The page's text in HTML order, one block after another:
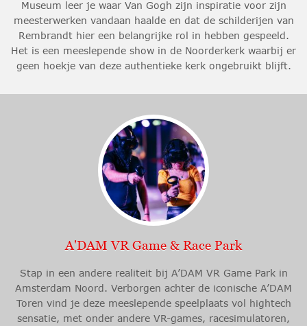
Museum leer je waar Van Gogh zijn inspiratie voor zijn
meesterwerken vandaan haalde en dat de schilderijen van
Rembrandt hier een belangrijke rol in hebben gespeeld.
Het is een meeslepende show in de Noorderkerk waarbij er
geen hoekje van deze authentieke kerk ongebruikt blijft.
A'DAM VR Game & Race Park
Stap in een andere realiteit bij A’DAM VR Game Park in
Amsterdam Noord. Verborgen achter de iconische A’DAM
Toren vind je deze meeslepende speelplaats vol hightech
sensatie, met onder andere VR-games, racesimulatoren,